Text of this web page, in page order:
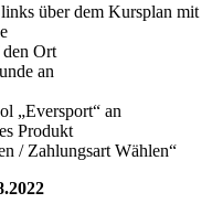
über dem Kursplan mit
Ort
an
„Eversport“ an
Produkt
/ Zahlungsart Wählen“